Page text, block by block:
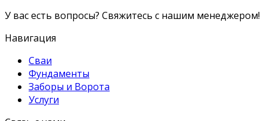
У вас есть вопросы? Свяжитесь с нашим менеджером!
Навигация
Сваи
Фундаменты
Заборы и Ворота
Услуги